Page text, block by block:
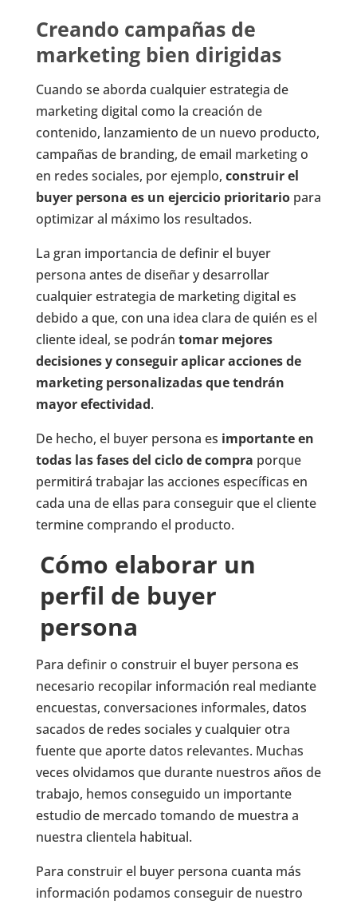
Creando campañas de
marketing bien dirigidas
Cuando se aborda cualquier estrategia de
marketing digital como la creación de
contenido, lanzamiento de un nuevo producto,
campañas de branding, de email marketing o
en redes sociales, por ejemplo, construir el
buyer persona es un ejercicio prioritariopara
optimizar al máximo los resultados.
La gran importancia de definir el buyer
persona antes de diseñar y desarrollar
cualquier estrategia de marketing digital es
debido a que, con una idea clara de quién es el
cliente ideal, se podrán tomar mejores
decisiones y conseguir aplicar acciones de
marketing personalizadas que tendrán
mayor efectividad.
De hecho, el buyer persona es importante en
todas las fases del ciclo de compra porque
permitirá trabajar las acciones específicas en
cada una de ellas para conseguir que el cliente
termine comprando el producto.
Cómo elaborar un
perfil de buyer
persona
Para definir o construir el buyer persona es
necesario recopilar información real mediante
encuestas, conversaciones informales, datos
sacados de redes sociales y cualquier otra
fuente que aporte datos relevantes. Muchas
veces olvidamos que durante nuestros años de
trabajo, hemos conseguido un importante
estudio de mercado tomando de muestra a
nuestra clientela habitual.
Para construir el buyer persona cuanta más
información podamos conseguir de nuestro